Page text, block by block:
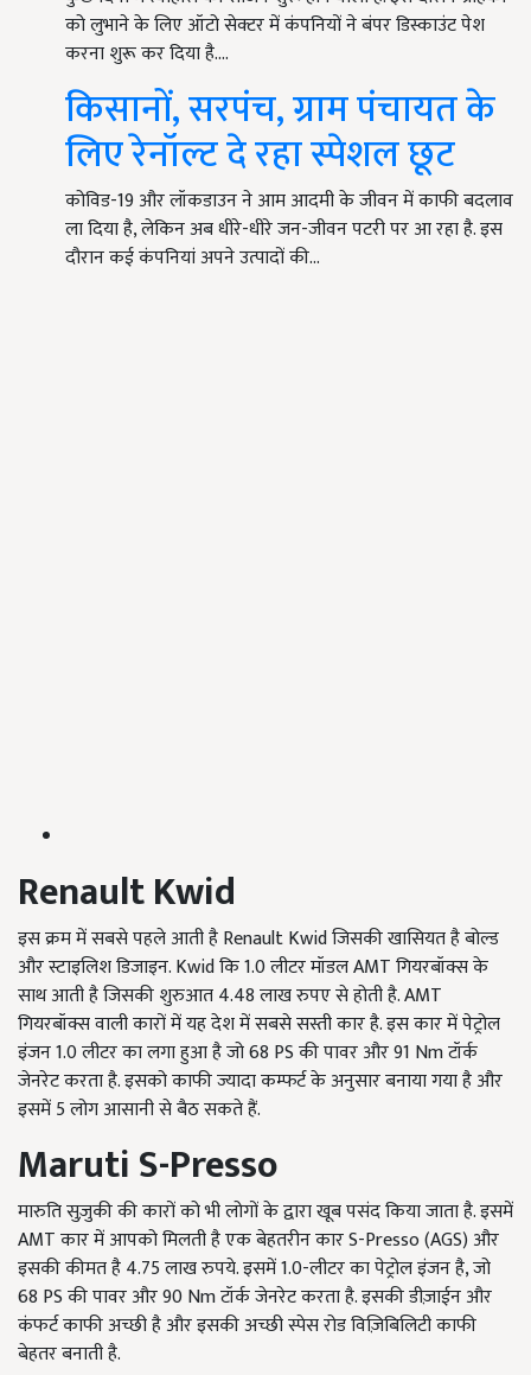
को लुभाने के लिए ऑटो सेक्टर में कंपनियों ने बंपर डिस्काउंट पेश
करना शुरू कर दिया है.…
किसानों, सरपंच, ग्राम पंचायत के
लिए रेनॉल्ट दे रहा स्पेशल छूट
कोविड-19 और लॉकडाउन ने आम आदमी के जीवन में काफी बदलाव
ला दिया है, लेकिन अब धीरे-धीरे जन-जीवन पटरी पर आ रहा है. इस
दौरान कई कंपनियां अपने उत्पादों की…
Renault Kwid
इस क्रम में सबसे पहले आती है Renault Kwid जिसकी खासियत है बोल्ड
और स्टाइलिश डिजाइन. Kwid कि 1.0 लीटर मॉडल AMT गियरबॉक्स के
साथ आती है जिसकी शुरुआत 4.48 लाख रुपए से होती है. AMT
गियरबॉक्स वाली कारों में यह देश में सबसे सस्ती कार है. इस कार में पेट्रोल
इंजन 1.0 लीटर का लगा हुआ है जो 68 PS की पावर और 91 Nm टॉर्क
जेनरेट करता है. इसको काफी ज्यादा कम्फर्ट के अनुसार बनाया गया है और
इसमें 5 लोग आसानी से बैठ सकते हैं.
Maruti S-Presso
मारुति सुज़ुकी की कारों को भी लोगों के द्वारा खूब पसंद किया जाता है. इसमें
AMTकार में आपको मिलती है एक बेहतरीन कारS-Presso (AGS) और
इसकी कीमत है4.75लाख रुपये. इसमें1.0-लीटर का पेट्रोल इंजन है,जो
68 PSकी पावर और90 Nmटॉर्क जेनरेट करता है. इसकी डीज़ाईन और
कंफर्ट काफी अच्छी है और इसकी अच्छी स्पेस रोड विज़िबिलिटी काफी
बेहतर बनाती है.